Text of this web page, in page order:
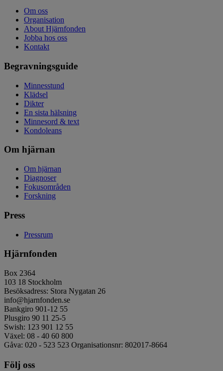
Om oss
Organisation
About Hjärnfonden
Jobba hos oss
Kontakt
Begravningsguide
Minnesstund
Klädsel
Dikter
En sista hälsning
Minnesord & text
Kondoleans
Om hjärnan
Om hjärnan
Diagnoser
Fokusområden
Forskning
Press
Pressrum
Hjärnfonden
Box 2364
103 18 Stockholm
Besöksadress: Stora Nygatan 26
info@hjarnfonden.se
Bankgiro 901-12 55
Plusgiro 90 11 25-5
Swish: 123 901 12 55
Växel: 08 - 40 60 800
Gåva: 020 - 523 523 Organisationsnr: 802017-8664
Följ oss